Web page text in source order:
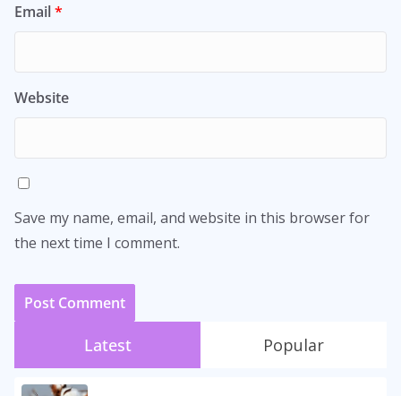
Email*
Website
Save my name, email, and website in this browser for
the next time I comment.
Latest Popular